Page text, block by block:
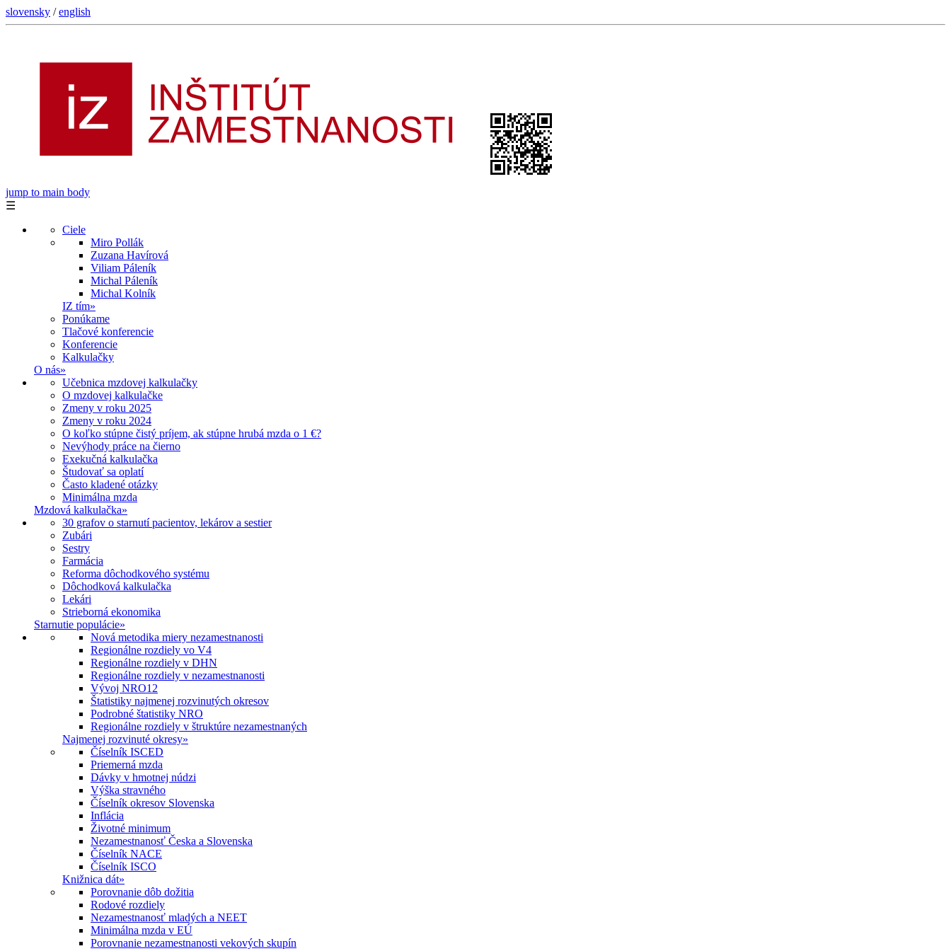
slovensky /english
jump to main body
☰
Ciele
Miro Pollák
Zuzana Havírová
Viliam Páleník
Michal Páleník
Michal Kolník
IZ tím»
Ponúkame
Tlačové konferencie
Konferencie
Kalkulačky
O nás»
Učebnica mzdovej kalkulačky
O mzdovej kalkulačke
Zmeny v roku 2025
Zmeny v roku 2024
O koľko stúpne čistý príjem, ak stúpne hrubá mzda o 1 €?
Nevýhody práce na čierno
Exekučná kalkulačka
Študovať sa oplatí
Často kladené otázky
Minimálna mzda
Mzdová kalkulačka»
30 grafov o starnutí pacientov, lekárov a sestier
Zubári
Sestry
Farmácia
Reforma dôchodkového systému
Dôchodková kalkulačka
Lekári
Strieborná ekonomika
Starnutie populácie»
Nová metodika miery nezamestnanosti
Regionálne rozdiely vo V4
Regionálne rozdiely v DHN
Regionálne rozdiely v nezamestnanosti
Vývoj NRO12
Štatistiky najmenej rozvinutých okresov
Podrobné štatistiky NRO
Regionálne rozdiely v štruktúre nezamestnaných
Najmenej rozvinuté okresy»
Číselník ISCED
Priemerná mzda
Dávky v hmotnej núdzi
Výška stravného
Číselník okresov Slovenska
Inflácia
Životné minimum
Nezamestnanosť Česka a Slovenska
Číselník NACE
Číselník ISCO
Knižnica dát»
Porovnanie dôb dožitia
Rodové rozdiely
Nezamestnanosť mladých a NEET
Minimálna mzda v EÚ
Porovnanie nezamestnanosti vekových skupín